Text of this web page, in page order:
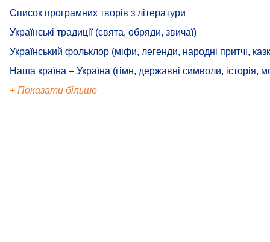
Список програмних творів з літератури
Українські традиції (свята, обряди, звичаї)
Український фольклор (міфи, легенди, народні притчі,
Наша країна – Україна (гімн, державні символи, історія,
+ Показати більше